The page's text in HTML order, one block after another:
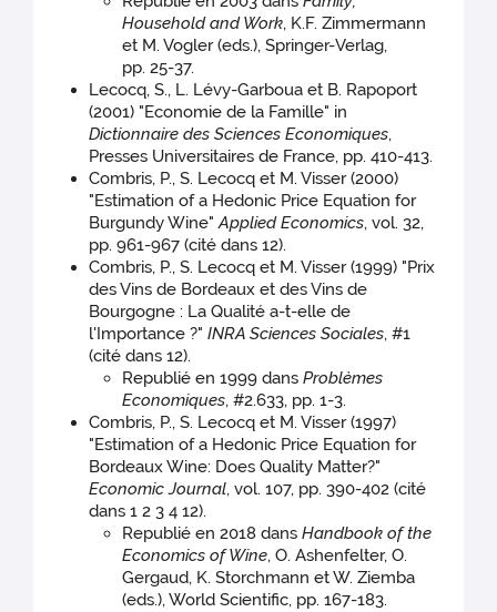
Household and Work, K.F. Zimmermann
et M. Vogler (eds.), Springer-Verlag,
pp. 25-37.
Lecocq, S., L. Lévy-Garboua et B. Rapoport
(2001) "Economie de la Famille" in
Dictionnaire des Sciences Economiques,
Presses Universitaires de France, pp. 410-413.
Combris, P., S. Lecocq et M. Visser (2000)
"Estimation of a Hedonic Price Equation for
Burgundy Wine"Applied Economics, vol. 32,
pp. 961-967 (cité dans 12).
Combris, P., S. Lecocq et M. Visser (1999) "Prix
des Vins de Bordeaux et des Vins de
Bourgogne : La Qualité a-t-elle de
l'Importance ?"INRA Sciences Sociales, #1
(cité dans 12).
Republié en 1999 dansProblèmes
Economiques, #2.633, pp. 1-3.
Combris, P., S. Lecocq et M. Visser (1997)
"Estimation of a Hedonic Price Equation for
Bordeaux Wine: Does Quality Matter?"
Economic Journal, vol. 107, pp. 390-402 (cité
dans 1 2 3 4 12).
Republié en 2018 dansHandbook of the
Economics of Wine, O. Ashenfelter, O.
Gergaud, K. Storchmann et W. Ziemba
(eds.), World Scientific, pp. 167-183.